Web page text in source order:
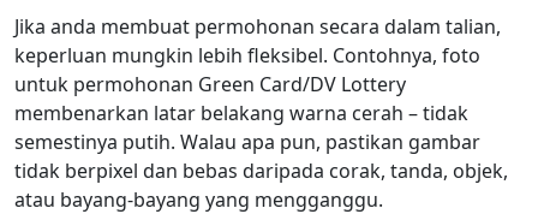
Jika anda membuat permohonan secara dalam talian,
keperluan mungkin lebih fleksibel. Contohnya, foto
untuk permohonan Green Card/DV Lottery
membenarkan latar belakang warna cerah – tidak
semestinya putih. Walau apa pun, pastikan gambar
tidak berpixel dan bebas daripada corak, tanda, objek,
atau bayang-bayang yang mengganggu.